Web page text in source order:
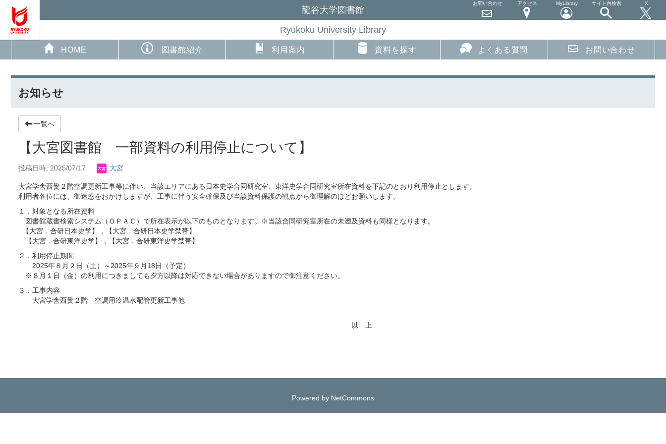
龍谷大学図書館
Ryukoku University Library
お問い合わせ アクセス MyLibrary サイト内検索 X
HOME 図書館紹介 利用案内 資料を探す よくある質問 お問い合わせ
お知らせ
一覧へ
【大宮図書館 一部資料の利用停止について】
投稿日時: 2025/07/17 大宮
大宮学舎西黌２階空調更新工事等に伴い、当該エリアにある日本史学合同研究室、東洋史学合同研究室所在資料を下記のとおり利用停止とします。
利用者各位には、御迷惑をおかけしますが、工事に伴う安全確保及び当該資料保護の観点から御理解のほどお願いします。
１．対象となる所在資料
図書館蔵書検索システム（ＯＰＡＣ）で所在表示が以下のものとなります。※当該合同研究室所在の未遡及資料も同様となります。
【大宮．合研日本史学】，【大宮．合研日本史学禁帯】
【大宮．合研東洋史学】，【大宮．合研東洋史学禁帯】
２．利用停止期間
2025年８月２日（土）～2025年９月18日（予定）
※８月１日（金）の利用につきましても夕方以降は対応できない場合がありますので御注意ください。
３．工事内容
大宮学舎西黌２階 空調用冷温水配管更新工事他
以 上
Powered by NetCommons